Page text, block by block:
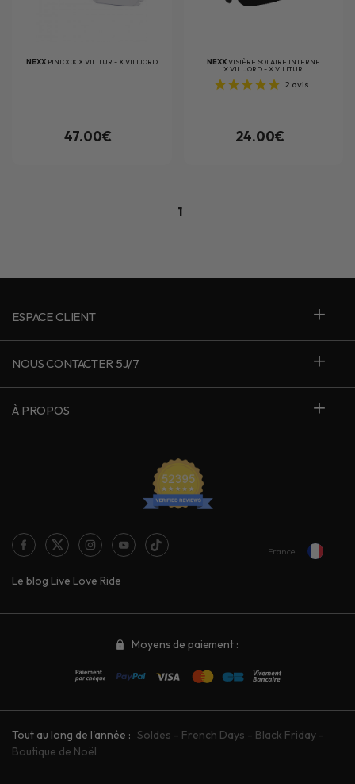
NEXX PINLOCK X.VILITUR - X.VILIJORD
47.00€
NEXXVISIÈRE SOLAIRE INTERNE
X.VILIJORD - X.VILITUR
2 avis
24.00€
1
ESPACE CLIENT
NOUS CONTACTER 5J/7
À PROPOS
Le blog Live Love Ride
France
Moyens de paiement :
Tout au long de l'année : Soldes - French Days - Black Friday -
Boutique de Noël